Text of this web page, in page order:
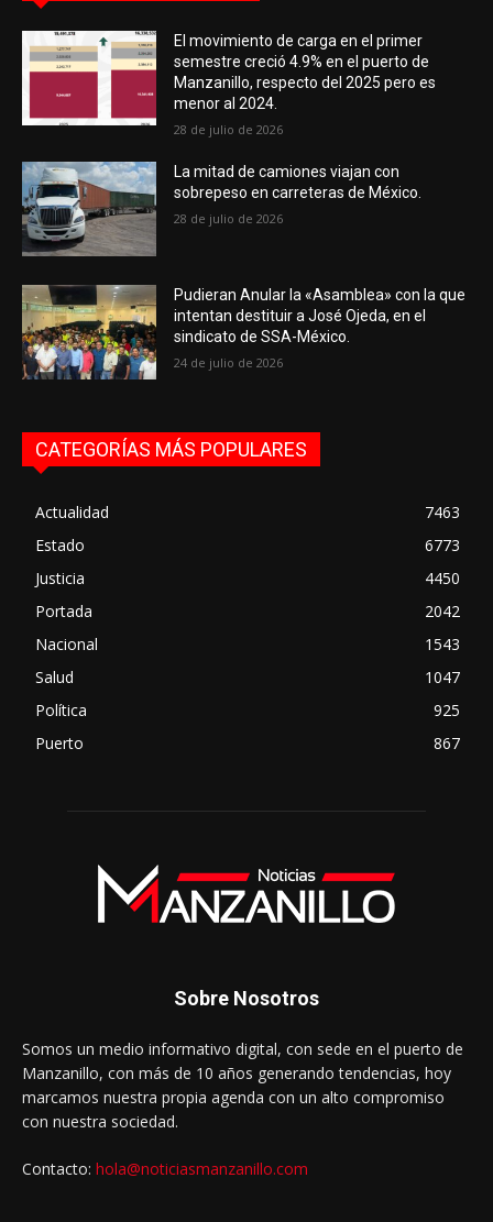
El movimiento de carga en el primer
semestre creció 4.9% en el puerto de
Manzanillo, respecto del 2025 pero es
menor al 2024.
28 de julio de 2026
La mitad de camiones viajan con
sobrepeso en carreteras de México.
28 de julio de 2026
Pudieran Anular la «Asamblea» con la que
intentan destituir a José Ojeda, en el
sindicato de SSA-México.
24 de julio de 2026
CATEGORÍAS MÁS POPULARES
Actualidad
7463
Estado
6773
Justicia
4450
Portada
2042
Nacional
1543
Salud
1047
Política
925
Puerto
867
Sobre Nosotros
Somos un medio informativo digital, con sede en el puerto de
Manzanillo, con más de 10 años generando tendencias, hoy
marcamos nuestra propia agenda con un alto compromiso
con nuestra sociedad.
Contacto: hola@noticiasmanzanillo.com